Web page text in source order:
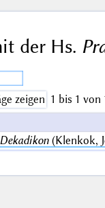
der Hs.
zeigen 1 bis 1 von
Dekadikon(Klenkok,